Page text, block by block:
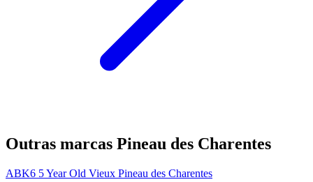
Outras marcas Pineau des Charentes
ABK6 5 Year Old Vieux Pineau des Charentes